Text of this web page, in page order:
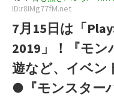
ID:r8IMg77fM.net
7月15日は「
2019」！『モ
遊など、イベン
●『モンスター